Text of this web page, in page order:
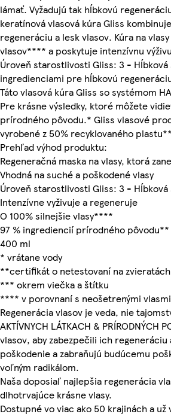
lámať. Vyžadujú tak hĺbkovú
keratínová vlasová kúra Gliss
regeneráciu a lesk vlasov. Kúra na
vlasov**** a poskytuje intenzívnu
Úroveň starostlivosti Gliss: 3 -
ingredienciami pre hĺbkovú
Táto vlasová kúra Gliss so systémom
Pre krásne výsledky, ktoré môžete
prírodného pôvodu.* Gliss vlasové
vyrobené z 50% recyklovaného
Prehľad výhod produktu:
Regeneračná maska na vlasy, ktorá
Vhodná na suché a poškodené vlasy
Úroveň starostlivosti Gliss: 3 -
Intenzívne vyživuje a regeneruje
O 100% silnejšie vlasy****
97 % ingrediencií prírodného pôvodu**
400 ml
* vrátane vody
**certifikát o netestovaní na zvieratách
*** okrem viečka a štítku
**** v porovnaní s neošetrenými vlasmi
Regenerácia vlasov je veda, nie
AKTÍVNYCH LÁTKACH &
vlasov, aby zabezpečili ich
poškodenie a zabraňujú budúcemu
voľným radikálom.
Naša doposiaľ najlepšia regenerácia
dlhotrvajúce krásne vlasy.
Dostupné vo viac ako 50 krajinách a